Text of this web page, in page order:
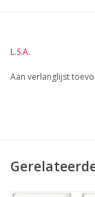
BreedteMM:
L.S.A.
Aan verlanglijst